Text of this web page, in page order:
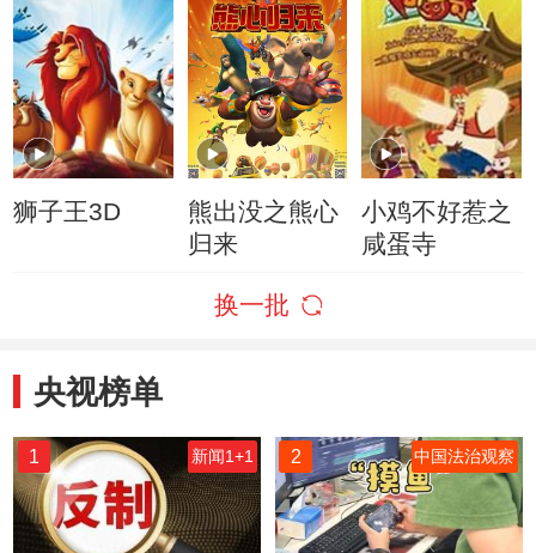
狮子王3D
熊出没之熊心
归来
小鸡不好惹之
咸蛋寺
换一批
央视榜单
1 新闻1+1 2 中国法治观察